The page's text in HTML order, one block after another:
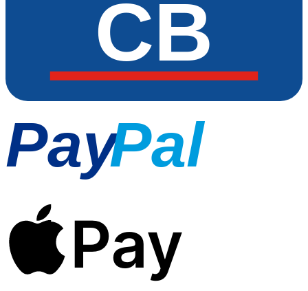
CB
PayPal
Pay